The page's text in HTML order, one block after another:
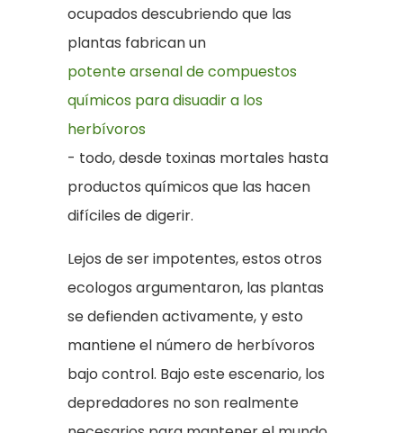
ocupados descubriendo que las
plantas fabrican un
potente arsenal de compuestos
químicos para disuadir a los
herbívoros
- todo, desde toxinas mortales hasta
productos químicos que las hacen
difíciles de digerir.
Lejos de ser impotentes, estos otros
ecologos argumentaron, las plantas
se defienden activamente, y esto
mantiene el número de herbívoros
bajo control. Bajo este escenario, los
depredadores no son realmente